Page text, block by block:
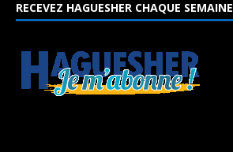
RECEVEZ HAGUESHER CHAQUE SEMAINE